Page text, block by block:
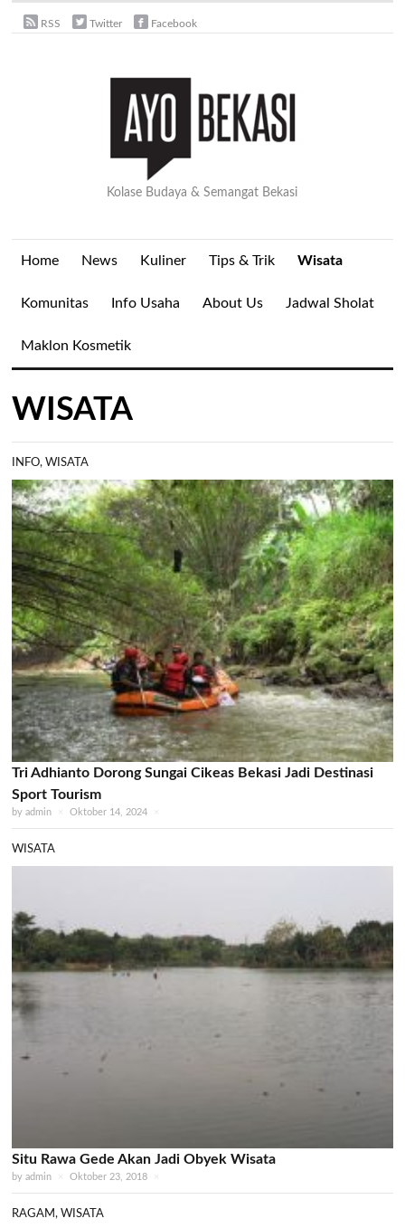
RSS Twitter Facebook
Kolase Budaya & Semangat Bekasi
Home News Kuliner Tips & Trik Wisata
Komunitas Info Usaha About Us Jadwal Sholat
Maklon Kosmetik
WISATA
INFO,WISATA
Tri Adhianto Dorong Sungai Cikeas Bekasi Jadi Destinasi
Sport Tourism
byadmin × Oktober 14, 2024 ×
WISATA
Situ Rawa Gede Akan Jadi Obyek Wisata
byadmin × Oktober 23, 2018 ×
RAGAM,WISATA